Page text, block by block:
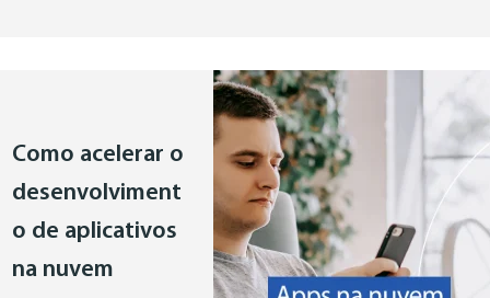
Como acelerar o
desenvolviment
o de aplicativos
na nuvem